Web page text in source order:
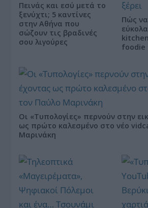
Πεινάς και εσύ μετά το
ξενύχτι; 5 καντίνες
στην Αθήνα που
σώζουν τις βραδινές
σου λιγούρες
Πώς να
foodie
Οι «Τυπολογίες» περνούν στην
ως πρώτο καλεσμένο στο νέο
Μαρινάκη